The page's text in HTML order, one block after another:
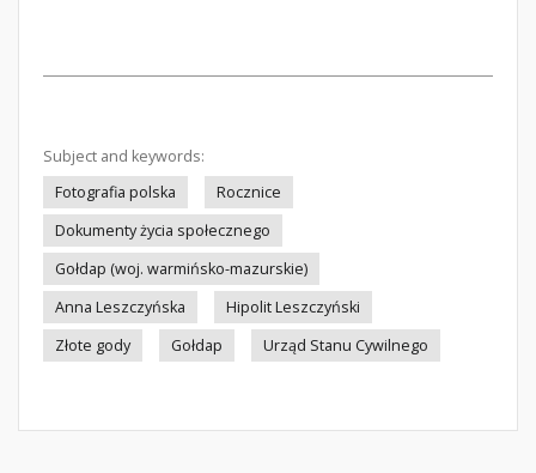
Subject and keywords:
Fotografia polska
Rocznice
Dokumenty życia społecznego
Gołdap (woj. warmińsko-mazurskie)
Anna Leszczyńska
Hipolit Leszczyński
Złote gody
Gołdap Urząd Stanu Cywilnego